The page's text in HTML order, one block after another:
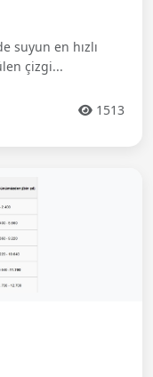
suyun en hızlı
çizgi...
1513